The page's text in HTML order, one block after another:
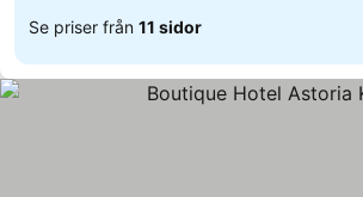
Se priser från 11 sidor